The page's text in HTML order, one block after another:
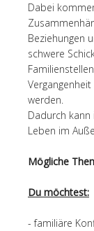
Dabei
Beziehungen
schwere
werden.
Dadurch
Leben im
Mögliche
Du möchtest:
- familiäre